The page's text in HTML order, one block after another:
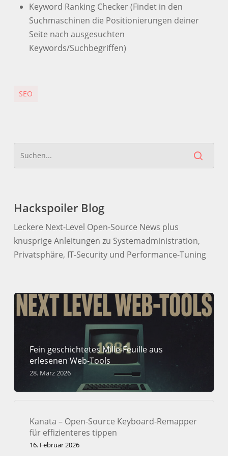
Keyword Ranking Checker (Findet in den
Suchmaschinen die Positionierungen deiner
Seite nach ausgesuchten
Keywords/Suchbegriffen)
SEO
Hackspoiler Blog
Leckere Next-Level Open-Source News plus
knusprige Anleitungen zu Systemadministration,
Privatsphäre, IT-Security und Performance-Tuning
Fein geschichtetes Mille-Feuille aus
erlesenen Web-Tools
28. März 2026
Kanata – Open-Source Keyboard-Remapper
für effizienteres tippen
16. Februar 2026